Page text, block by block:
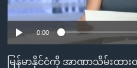
စာမျက်နှာ
ကြည့်
ဗွီအိုအေ လူမှုကွန်ယက်များ
0:00
မြန်မာနိုင်ငံကို အာဏာသိမ်းထား